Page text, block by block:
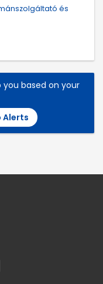
és
based on your
Alerts